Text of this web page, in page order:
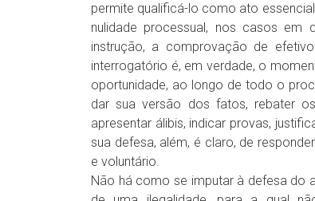
permite qualificá-lo como ato
nulidade processual, nos casos
instrução, a comprovação de
interrogatório é, em verdade, o
oportunidade, ao longo de todo o
dar sua versão dos fatos, rebater
apresentar álibis, indicar provas,
sua defesa, além, é claro, de
e voluntário.
Não há como se imputar à defesa do